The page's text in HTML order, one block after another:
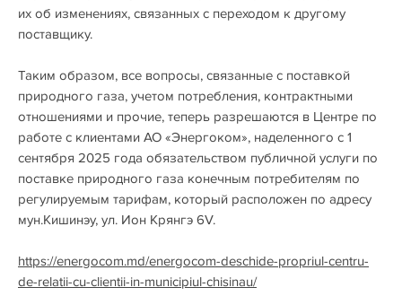
их об изменениях, связанных с переходом к другому
поставщику.
Таким образом, все вопросы, связанные с поставкой
природного газа, учетом потребления, контрактными
отношениями и прочие, теперь разрешаются в Центре по
работе с клиентами АО «Энергоком», наделенного с 1
сентября 2025 года обязательством публичной услуги по
поставке природного газа конечным потребителям по
регулируемым тарифам, который расположен по адресу
мун.Кишинэу, ул. Ион Крянгэ 6V.
https://energocom.md/energocom-deschide-propriul-centru-
de-relatii-cu-clientii-in-municipiul-chisinau/